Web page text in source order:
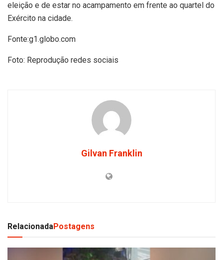
eleição e de estar no acampamento em frente ao quartel do
Exército na cidade.
Fonte:g1.globo.com
Foto: Reprodução redes sociais
Gilvan Franklin
RelacionadaPostagens